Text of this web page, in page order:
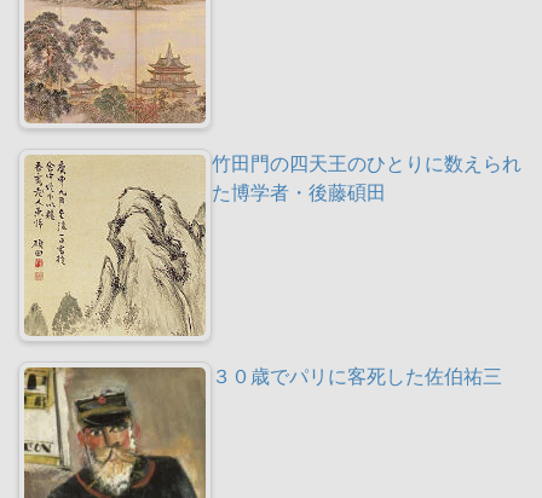
竹田門の四天王のひとりに数えられ
た博学者・後藤碩田
３０歳でパリに客死した佐伯祐三